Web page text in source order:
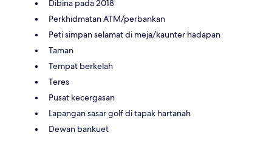
Dibina pada 2018
Perkhidmatan ATM/perbankan
Peti simpan selamat di meja/kaunter hadapan
Taman
Tempat berkelah
Teres
Pusat kecergasan
Lapangan sasar golf di tapak hartanah
Dewan bankuet